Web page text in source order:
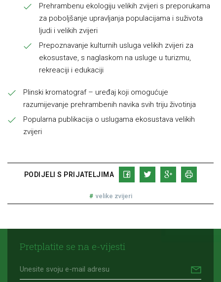
Prehrambenu ekologiju velikih zvijeri s preporukama
za poboljšanje upravljanja populacijama i suživota
ljudi i velikih zvijeri
Prepoznavanje kulturnih usluga velikih zvijeri za
ekosustave, s naglaskom na usluge u turizmu,
rekreaciji i edukaciji
Plinski kromatograf – uređaj koji omogućuje
razumijevanje prehrambenih navika svih triju životinja
Popularna publikacija o uslugama ekosustava velikih
zvijeri
PODIJELI S PRIJATELJIMA
velike zvijeri
Pretplatite se na e-vijesti